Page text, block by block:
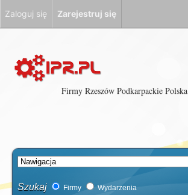
Firmy Rzeszów Podkarpackie Polska
Szukaj Firmy Wydarzenia
Zaloguj się Zarejestruj się